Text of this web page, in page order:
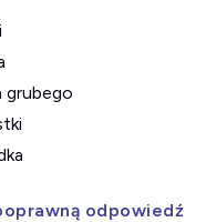
grubego
odpowiedź